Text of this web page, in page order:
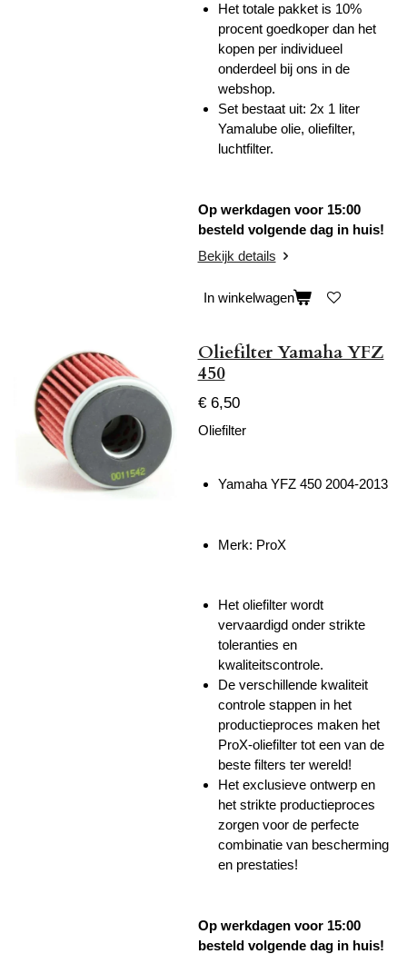
Het totale pakket is 10%
procent goedkoper dan het
kopen per individueel
onderdeel bij ons in de
webshop.
Set bestaat uit: 2x 1 liter
Yamalube olie, oliefilter,
luchtfilter.
Op werkdagen voor 15:00
besteld volgende dag in huis!
Bekijk details
In winkelwagen
Oliefilter Yamaha YFZ
450
€ 6,50
Oliefilter
Yamaha YFZ 450 2004-2013
Merk: ProX
Het oliefilter wordt
vervaardigd onder strikte
toleranties en
kwaliteitscontrole.
De verschillende kwaliteit
controle stappen in het
productieproces maken het
ProX-oliefilter tot een van de
beste filters ter wereld!
Het exclusieve ontwerp en
het strikte productieproces
zorgen voor de perfecte
combinatie van bescherming
en prestaties!
Op werkdagen voor 15:00
besteld volgende dag in huis!